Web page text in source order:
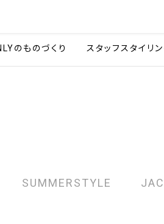
のものづくり スタッフスタイリ
SUMMERSTYLE